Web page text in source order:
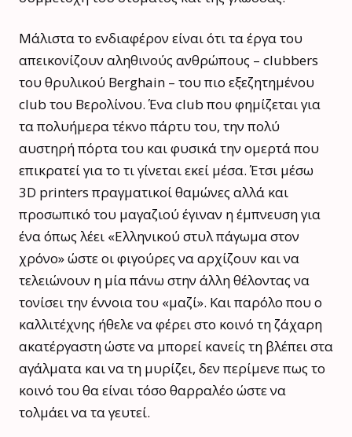
Μάλιστα το ενδιαφέρον είναι ότι τα έργα του
απεικονίζουν αληθινούς ανθρώπους – clubbers
του θρυλικού Berghain – του πιο εξεζητημένου
club του Βερολίνου. Ένα club που φημίζεται για
τα πολυήμερα τέκνο πάρτυ του, την πολύ
αυστηρή πόρτα του και φυσικά την ομερτά που
επικρατεί για το τι γίνεται εκεί μέσα. Έτσι μέσω
3D printers πραγματικοί θαμώνες αλλά και
προσωπικό του μαγαζιού έγιναν η έμπνευση για
ένα όπως λέει «Ελληνικού στυλ πάγωμα στον
χρόνο» ώστε οι φιγούρες να αρχίζουν και να
τελειώνουν η μία πάνω στην άλλη θέλοντας να
τονίσει την έννοια του «μαζί». Και παρόλο που ο
καλλιτέχνης ήθελε να φέρει στο κοινό τη ζάχαρη
ακατέργαστη ώστε να μπορεί κανείς τη βλέπει στα
αγάλματα και να τη μυρίζει, δεν περίμενε πως το
κοινό του θα είναι τόσο θαρραλέο ώστε να
τολμάει να τα γευτεί.